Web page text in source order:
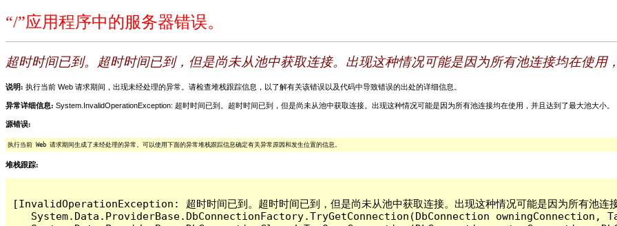
“/”应用程序中的服务器错误。
超时时间已到。超时时间已到，但是尚未从池中获取连接。出现这种情况可能是因为所有池连接均在使用
说明: 执行当前 Web 请求期间，出现未经处理的异常。请检查堆栈跟踪信息，以了解有关该错误以及代码中导致错误的出处的详细信息。
异常详细信息: System.InvalidOperationException: 超时时间已到。超时时间已到，但是尚未从池中获取连接。出现这种情况可能是因为所有池连接均在使用，并且达到了最大池大小。
源错误:
执行当前 Web 请求期间生成了未经处理的异常。可以使用下面的异常堆栈跟踪信息确定有关异常原因和发生位置的信息。
堆栈跟踪:
[InvalidOperationException: 超时时间已到。超时时间已到，但是尚未从池中获取连接。出现这种情况可能是因为所有池连
System.Data.ProviderBase.DbConnectionFactory.TryGetConnection(DbConnection